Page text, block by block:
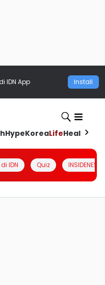
IDN App Install
HypeKoreaLifeHealth
IDN Quiz INSIDENESIA